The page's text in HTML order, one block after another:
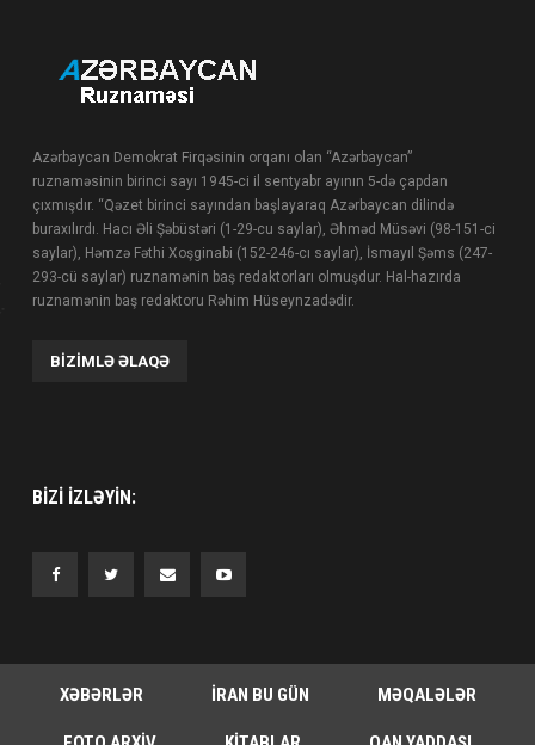
Azərbaycan Demokrat Firqəsinin orqanı olan “Azərbaycan”
ruznaməsinin birinci sayı 1945-ci il sentyabr ayının 5-də çapdan
çıxmışdır. “Qəzet birinci sayından başlayaraq Azərbaycan dilində
buraxılırdı. Hacı Əli Şəbüstəri (1-29-cu saylar), Əhməd Müsəvi (98-151-ci
saylar), Həmzə Fəthi Xoşginabi (152-246-cı saylar), İsmayıl Şəms (247-
293-cü saylar) ruznamənin baş redaktorları olmuşdur. Hal-hazırda
ruznamənin baş redaktoru Rəhim Hüseynzadədir.
BIZIMLƏ ƏLAQƏ
BIZI IZLƏYIN:
XƏBƏRLƏR İRAN BU GÜN MƏQALƏLƏR